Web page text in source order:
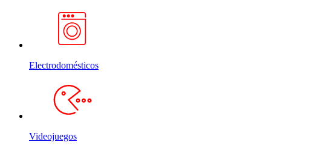
Electrodomésticos
Videojuegos